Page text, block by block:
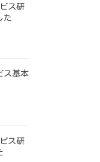
ス研
た
ス基本
ス研